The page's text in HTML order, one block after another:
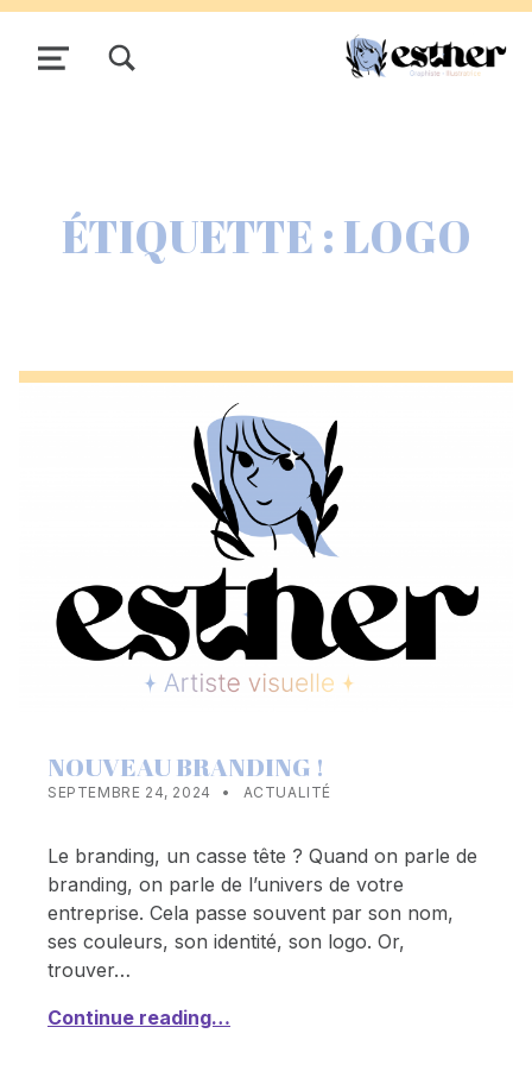
MENU
ÉTIQUETTE :LOGO
NOUVEAU BRANDING !
SEPTEMBRE 24, 2024 WRITTEN BY:
ESTHERRXX73
CATEGORIZED IN:
ACTUALITÉ
Le branding, un casse tête ? Quand on parle de
branding, on parle de l’univers de votre
entreprise. Cela passe souvent par son nom,
ses couleurs, son identité, son logo. Or,
trouver…
Continue reading…